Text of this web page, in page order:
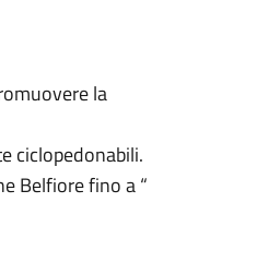
la
ciclopedonabili.
Belfiore fino a “